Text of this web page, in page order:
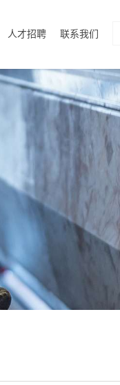
人才招聘 联系我们